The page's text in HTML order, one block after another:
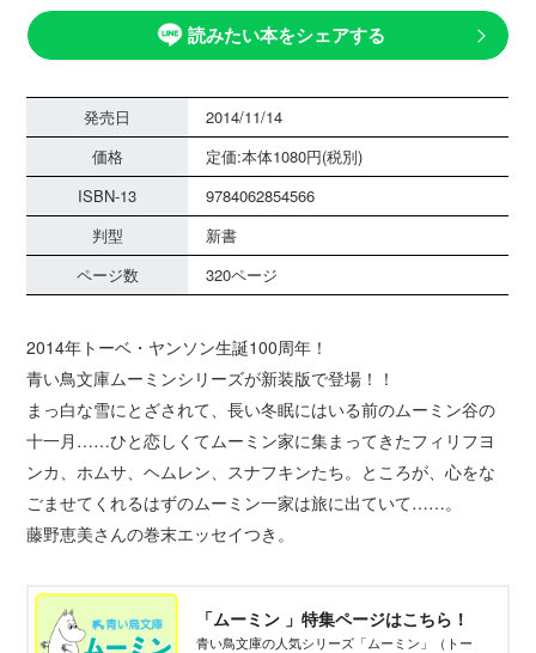
読みたい本をシェアする
発売日
2014/11/14
価格
定価:本体1080円(税別)
ISBN-13
9784062854566
判型
新書
ページ数
320ページ
2014年トーベ・ヤンソン生誕100周年！
青い鳥文庫ムーミンシリーズが新装版で登場！！
まっ白な雪にとざされて、長い冬眠にはいる前のムーミン谷の
十一月……ひと恋しくてムーミン家に集まってきたフィリフヨ
ンカ、ホムサ、ヘムレン、スナフキンたち。ところが、心をな
ごませてくれるはずのムーミン一家は旅に出ていて……。
藤野恵美さんの巻末エッセイつき。
「ムーミン 」特集ページはこちら！
青い鳥文庫の人気シリーズ「ムーミン」（トー